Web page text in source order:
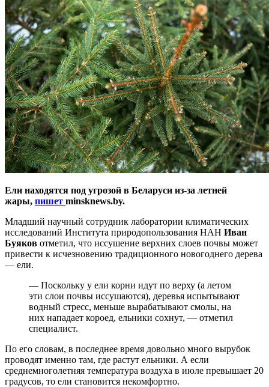
Ели находятся под угрозой в Беларуси из-за летней
жары, пишет minsknews.by.
Младший научный сотрудник лаборатории климатических
исследований Института природопользования НАН Иван
Буяков отметил, что иссушение верхних слоев почвы может
привести к исчезновению традиционного новогоднего дерева
— ели.
— Поскольку у ели корни идут по верху (а летом
эти слои почвы иссушаются), деревья испытывают
водный стресс, меньше вырабатывают смолы, на
них нападает короед, ельники сохнут, — отметил
специалист.
По его словам, в последнее время довольно много вырубок
проводят именно там, где растут ельники. А если
среднемноголетняя температура воздуха в июле превышает 20
градусов, то ели становится некомфортно.